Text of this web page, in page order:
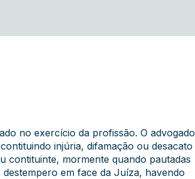
no exercício da profissão. O advogado
injúria, difamação ou desacato
contituinte, mormente quando pautadas
em face da Juíza, havendo